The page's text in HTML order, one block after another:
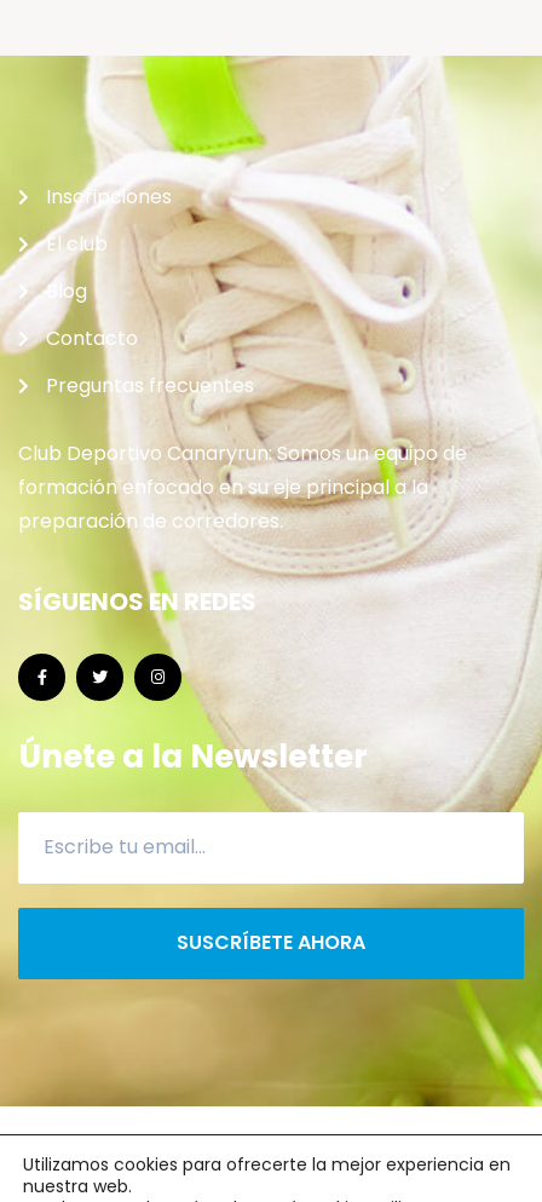
Inscripciones
El club
Blog
Contacto
Preguntas frecuentes
Club Deportivo Canaryrun: Somos un equipo de
formación enfocado en su eje principal a la
preparación de corredores.
SÍGUENOS EN REDES
Únete a la Newsletter
SUSCRÍBETE AHORA
2022 ©CanaryRun- xacoprol.com
Utilizamos cookies para ofrecerte la mejor experiencia en
nuestra web.